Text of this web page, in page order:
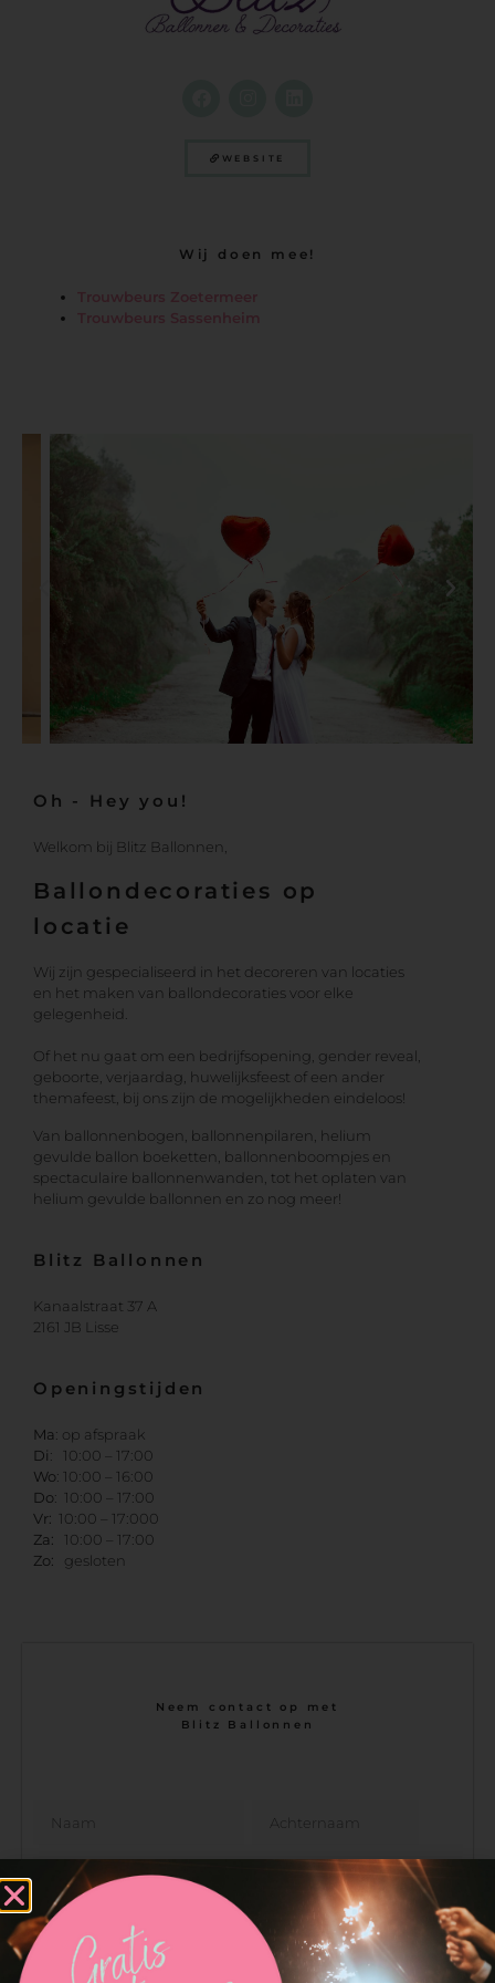
WEBSITE
Wij doen mee!
Trouwbeurs Zoetermeer
Trouwbeurs Sassenheim
Oh - Hey you!
Welkom bij Blitz Ballonnen,
Ballondecoraties op
locatie
Wij zijn gespecialiseerd in het decoreren van locaties
en het maken van ballondecoraties voor elke
gelegenheid.
Of het nu gaat om een bedrijfsopening, gender reveal,
geboorte, verjaardag, huwelijksfeest of een ander
themafeest, bij ons zijn de mogelijkheden eindeloos!
Van ballonnenbogen, ballonnenpilaren, helium
gevulde ballon boeketten, ballonnenboompjes en
spectaculaire ballonnenwanden, tot het oplaten van
helium gevulde ballonnen en zo nog meer!
Blitz Ballonnen
Kanaalstraat 37 A
2161 JB Lisse
Openingstijden
Ma: op afspraak
Di: 10:00 – 17:00
Wo: 10:00 – 16:00
Do: 10:00 – 17:00
Vr: 10:00 – 17:000
Za:
10:00 – 17:00
Zo: gesloten
Neem contact op met
Blitz Ballonnen